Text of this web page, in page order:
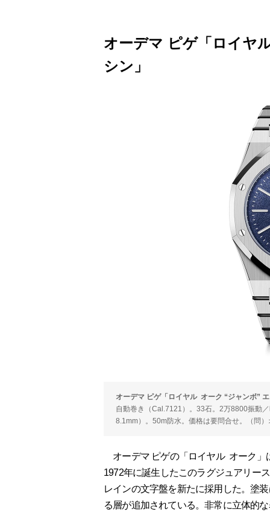
オーデマ ピゲ「ロイヤ
シン」
オーデマ ピゲ「ロイヤル オーク “ジャンボ”
自動巻き（Cal.7121）。33石。2万8800振動
8.1mm）。50m防水。価格は要問合せ。（問
オーデマ ピゲの「ロイヤル オーク」
1972年に誕生したこのラグジュアリー
レインの文字盤を新たに採用した。塗
る層が追加されている。非常に立体的